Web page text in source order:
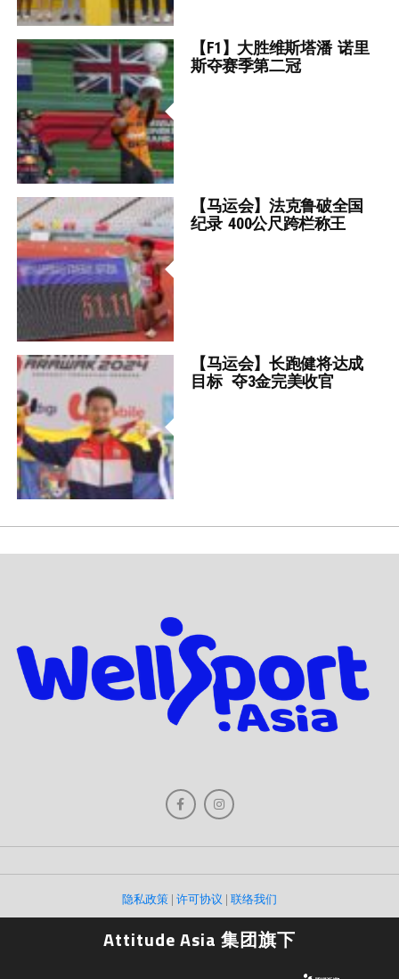
【F1】大胜维斯塔潘 诺里
斯夺赛季第二冠
【马运会】法克鲁破全国
纪录 400公尺跨栏称王
【马运会】长跑健将达成
目标 夺3金完美收官
隐私政策 | 许可协议 | 联络我们
Attitude Asia 集团旗下